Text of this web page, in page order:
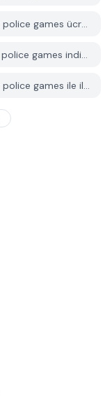
PGYER APK HUB'daki Police Car Games: police games ücretsiz mi indirilebilir?
PGYER APK HUB'dan Police Car Games: police games indirmek için bir hesaba ihtiyacım var mı?
PGYER APK HUB'daki Police Car Games: police games ile ilgili bir sorunu nasıl bildirebilirim?